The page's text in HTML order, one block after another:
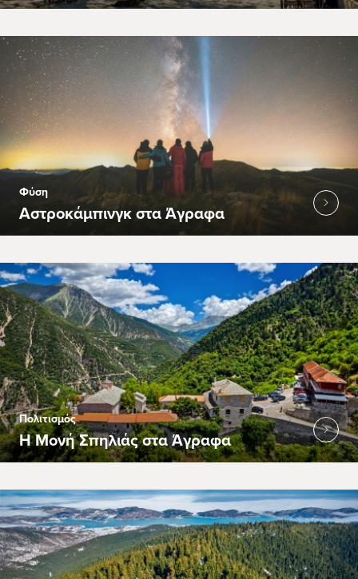
Φύση
Αστροκάμπινγκ στα Άγραφα
Πολιτισμός
Η Μονή Σπηλιάς στα Άγραφα